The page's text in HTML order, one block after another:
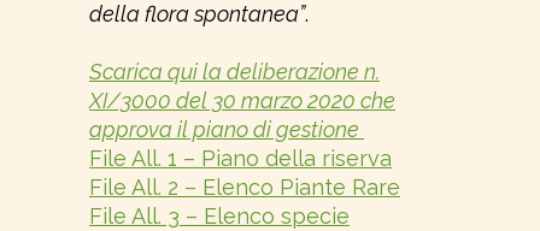
della flora spontanea”.
Scarica qui la deliberazione n.
XI/3000 del 30 marzo 2020 che
approva il piano di gestione
File All. 1 – Piano della riserva
File All. 2 – Elenco Piante Rare
File All. 3 – Elenco specie